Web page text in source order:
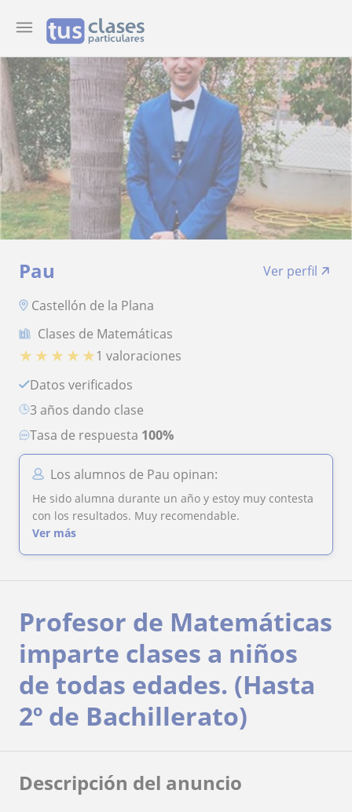
Pau
Ver perfil
Castellón de la Plana
Clases de Matemáticas
★ ★ ★ ★ ★1 valoraciones
Datos verificados
3 años dando clase
Tasa de respuesta 100%
Los alumnos de Pau opinan:
He sido alumna durante un año y estoy muy contesta
con los resultados. Muy recomendable.
Ver más
Profesor de Matemáticas
imparte clases a niños
de todas edades. (Hasta
2º de Bachillerato)
Descripción del anuncio